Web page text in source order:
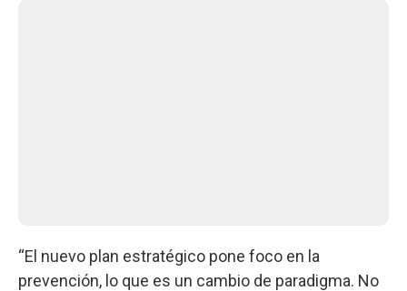
“El nuevo plan estratégico pone foco en la
prevención, lo que es un cambio de paradigma. No